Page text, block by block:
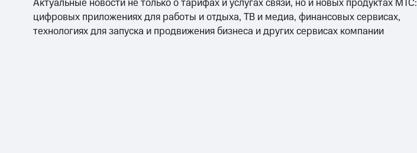
Актуальные новости не только о тарифах и услугах связи, но и новых продуктах МТС:
цифровых приложениях для работы и отдыха, ТВ и медиа, финансовых сервисах,
технологиях для запуска и продвижения бизнеса и других сервисах компании